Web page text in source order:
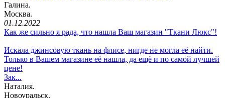
Галина.
Москва.
01.12.2022
Как же сильно я рада, что нашла Ваш магазин "Ткани Люкс"!
Искала джинсовую ткань на флисе, нигде не могла её найти.
Только в Вашем магазине её нашла, да ещё и по самой лучшей
цене!
Зак...
Наталия.
Новоуральск.